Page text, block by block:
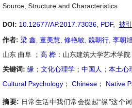
Source, Structure and Characteristics
DOI: 10.12677/AP.2017.73036 PDF, 被
作者: 梁 鑫 董美慧 修艳敏 魏朝行 李朝
山东 曲阜 ； 高 桦 ：山东建筑大学艺术学
关键词: 缘 ； 文化心理学 ； 中国人 ； 本土心
Cultural Psychology ； Chinese ； Native
摘要: 日常生活中我们常会提起“缘”这个